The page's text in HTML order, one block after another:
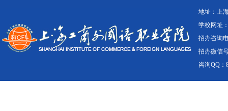
地址：上
学校网址
招办咨询
招办微信
咨询QQ：